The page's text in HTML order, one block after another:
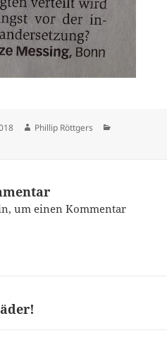
Phillip Röttgers
um einen Kommentar